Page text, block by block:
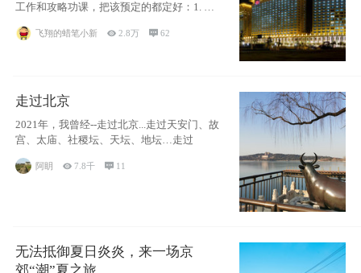
工作和攻略功课，把该预定的都定好：1. 酒
飞翔的蜡笔小新 2.8万 62
走过北京
2021年，我曾经--走过北京...走过天安门、故
宫、太庙、社稷坛、天坛、地坛…走过
阿眀 7.8千  11
无法抵御夏日炎炎，来一场京